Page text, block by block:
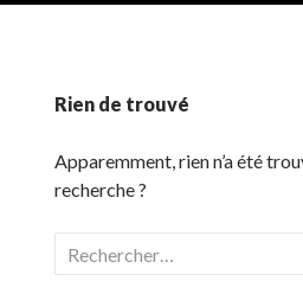
Rien de trouvé
Apparemment, rien n’a été
recherche ?
Rechercher :